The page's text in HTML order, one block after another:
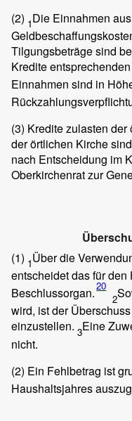
(2) 1Die Einnahmen
Tilgungsbeträge sind
Kredite
Einnahmen sind in
(3) Kredite zulasten
der örtlichen Kirche
nach Entscheidung im
Oberkirchenrat zur
(1) 1Über die
entscheidet das für
Beschlussorgan.20
2
wird, ist der
einzustellen. 3Eine
nicht.
(2) Ein Fehlbetrag ist
Haushaltsjahres